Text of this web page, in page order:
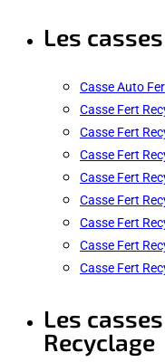
Les
Casse Auto
Casse Fert
Casse Fert
Casse Fert
Casse Fert
Casse Fert
Casse Fert
Casse Fert
Casse Fert
Les
Recyclage